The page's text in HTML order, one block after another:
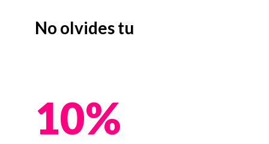
No olvides tu
10%